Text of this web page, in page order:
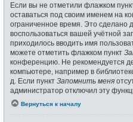
Если вы не отметили флажком
оставаться под своим именем на
ограниченное время. Это сделано
воспользоваться вашей учётной
приходилось вводить имя
можете отметить флажком пункт
конференцию. Не рекомендуется
компьютере, например в
д. Если пункт Запомнить меня
администратор отключил эту
Вернуться к началу